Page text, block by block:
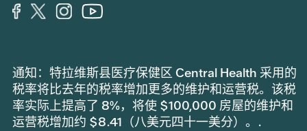
通知：特拉维斯县医疗保健区 Central Health 采用的
税率将比去年的税率增加更多的维护和运营税。该税
率实际上提高了 8%，将使 $100,000 房屋的维护和
运营税增加约 $8.41（八美元四十一美分）。.